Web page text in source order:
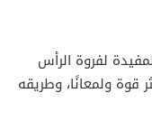
لفروة الرأس
ولمعانًا، وطريقه